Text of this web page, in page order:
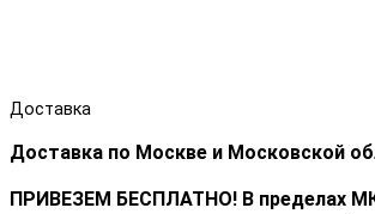
Доставка
Доставка по Москве и Московской
ПРИВЕЗЕМ БЕСПЛАТНО! В пределах